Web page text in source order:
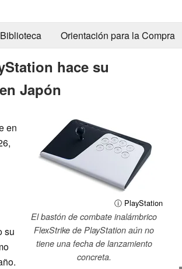
Biblioteca Orientación para la Compra
hace su
Japón
ⓘ PlayStation
El bastón de combate inalámbrico
FlexStrike de PlayStation aún no
tiene una fecha de lanzamiento
concreta.
en
su